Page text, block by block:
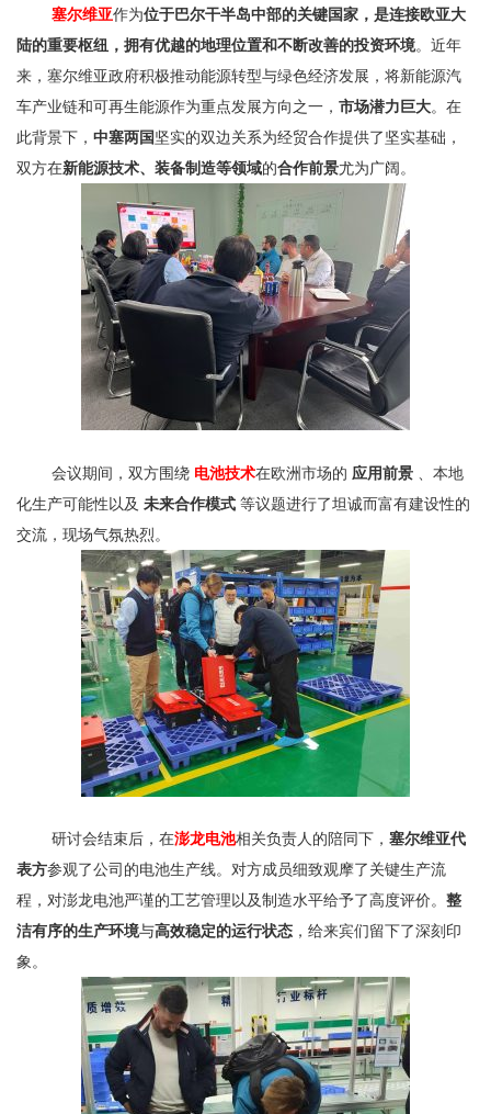
塞尔维亚作为位于巴尔干半岛中部的关键国家，是连接欧亚大
陆的重要枢纽，拥有优越的地理位置和不断改善的投资环境。近年
来，塞尔维亚政府积极推动能源转型与绿色经济发展，将新能源汽
车产业链和可再生能源作为重点发展方向之一， 市场潜力巨大。在
此背景下， 中塞两国坚实的双边关系为经贸合作提供了坚实基础，
双方在新能源技术、装备制造等领域的合作前景尤为广阔。
会议期间，双方围绕 电池技术在欧洲市场的 应用前景 、本地
化生产可能性以及 未来合作模式 等议题进行了坦诚而富有建设性的
交流，现场气氛热烈。
研讨会结束后，在澎龙电池相关负责人的陪同下， 塞尔维亚代
表方参观了公司的电池生产线。对方成员细致观摩了关键生产流
程，对澎龙电池严谨的工艺管理以及制造水平给予了高度评价。 整
洁有序的生产环境与高效稳定的运行状态 ，给来宾们留下了深刻印
象。